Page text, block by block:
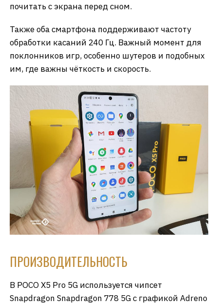
почитать с экрана перед сном.
Также оба смартфона поддерживают частоту
обработки касаний 240 Гц. Важный момент для
поклонников игр, особенно шутеров и подобных
им, где важны чёткость и скорость.
ПРОИЗВОДИТЕЛЬНОСТЬ
В POCO X5 Pro 5G используется чипсет
Snapdragon Snapdragon 778 5G с графикой Adreno